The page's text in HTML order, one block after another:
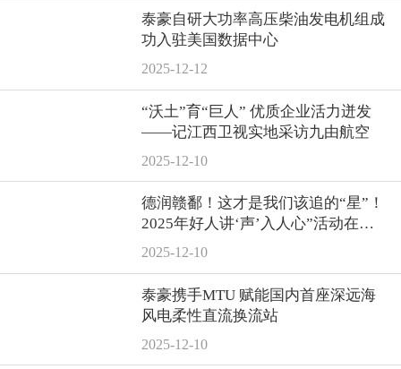
泰豪自研大功率高压柴油发电机组成
功入驻美国数据中心
2025-12-12
“沃土”育“巨人” 优质企业活力迸发
——记江西卫视实地采访九由航空
2025-12-10
德润赣鄱！这才是我们该追的“星”！
2025年好人讲‘声’入人心”活动在南
昌航空大学举行
2025-12-10
泰豪携手MTU 赋能国内首座深远海
风电柔性直流换流站
2025-12-10